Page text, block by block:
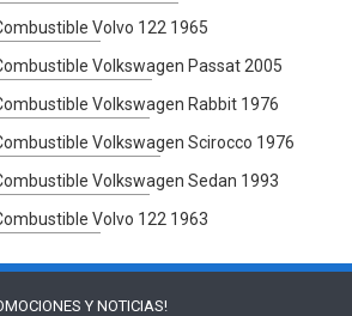
Volvo 122 1965
Volkswagen Passat 2005
Volkswagen Rabbit 1976
Volkswagen Scirocco 1976
Volkswagen Sedan 1993
Volvo 122 1963
Y NOTICIAS!